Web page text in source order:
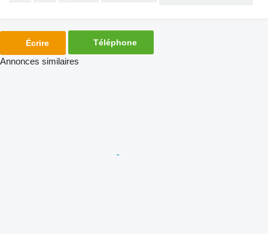
Écrire Téléphone
Annonces similaires